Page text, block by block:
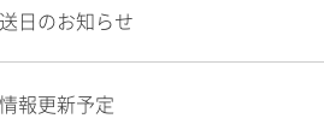
日のお知らせ
報更新予定